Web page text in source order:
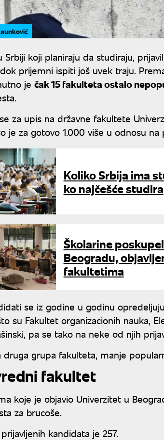
Srbiji koji planiraju da studiraju,
prijemni ispiti još uvek traju.
je čak 15 fakulteta ostalo
za upis na državne fakultete
je za gotovo 1.000 više u odnosu
Koliko Srbija ima
ko najčešće studira
Školarine
Beogradu,
fakultetima
se iz godine u godinu
su Fakultet organizacionih nauka,
pa se tako na neke od njih
grupa fakulteta, manje
fakultet
koje je objavio Univerzitet u
za brucoše.
kandidata je 257.